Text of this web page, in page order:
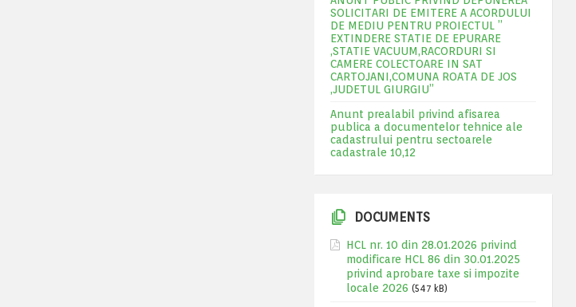
SOLICITARI DE EMITERE A ACORDULUI
DE MEDIU PENTRU PROIECTUL ”
EXTINDERE STATIE DE EPURARE
,STATIE VACUUM,RACORDURI SI
CAMERE COLECTOARE IN SAT
CARTOJANI,COMUNA ROATA DE JOS
,JUDETUL GIURGIU”
Anunt prealabil privind afisarea
publica a documentelor tehnice ale
cadastrului pentru sectoarele
cadastrale 10,12
DOCUMENTS
HCL nr. 10 din 28.01.2026 privind
modificare HCL 86 din 30.01.2025
privind aprobare taxe si impozite
locale 2026 (547 kB)